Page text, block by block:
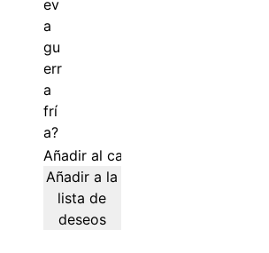
Añadir al carrito
Añadir a la
lista de
deseos